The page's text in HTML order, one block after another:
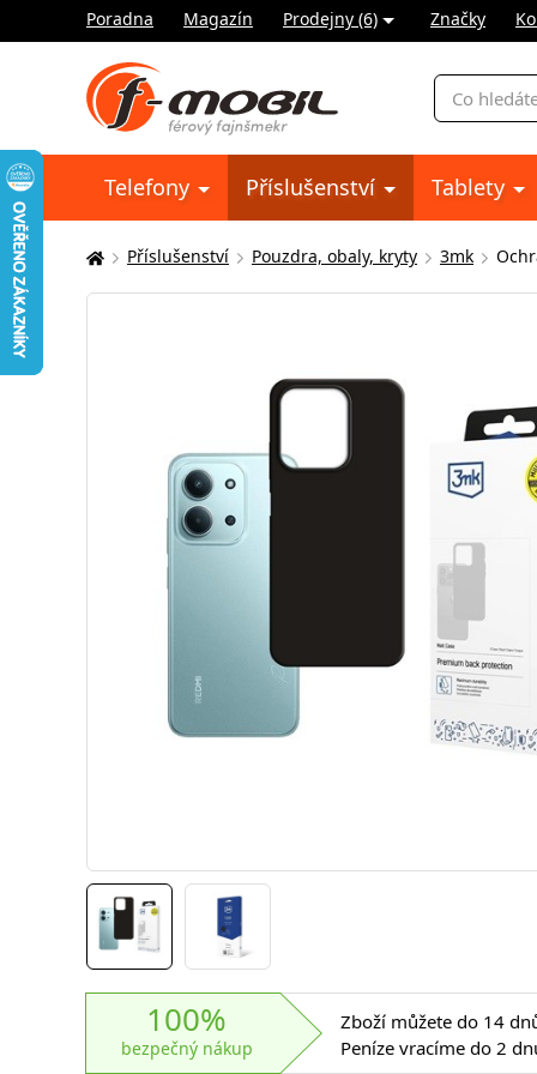
Poradna Magazín Prodejny (6) Značky
Vyhledávání
Telefony Příslušenství Tablety
Zde
se
Příslušenství Pouzdra, obaly, kryty 3mk
100%
bezpečný nákup
Zboží můžete do 14
Peníze vracíme do 2